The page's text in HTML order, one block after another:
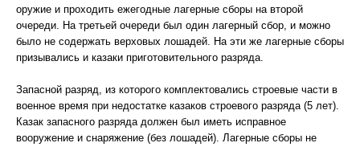
оружие и проходить ежегодные лагерные сборы на второй
очереди. На третьей очереди был один лагерный сбор, и можно
было не содержать верховых лошадей. На эти же лагерные сборы
призывались и казаки приготовительного разряда.
Запасной разряд, из которого комплектовались строевые части в
военное время при недостатке казаков строевого разряда (5 лет).
Казак запасного разряда должен был иметь исправное
вооружение и снаряжение (без лошадей). Лагерные сборы не